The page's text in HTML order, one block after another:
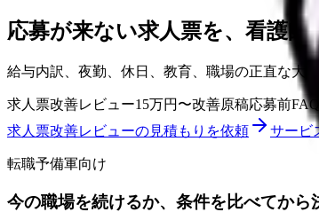
応募が来ない求人票を、看護師
給与内訳、夜勤、休日、教育、職場の正直な大
求人票改善レビュー15万円〜改善原稿応募前FAQ
求人票改善レビューの見積もりを依頼
サービ
転職予備軍向け
今の職場を続けるか、条件を比べてから